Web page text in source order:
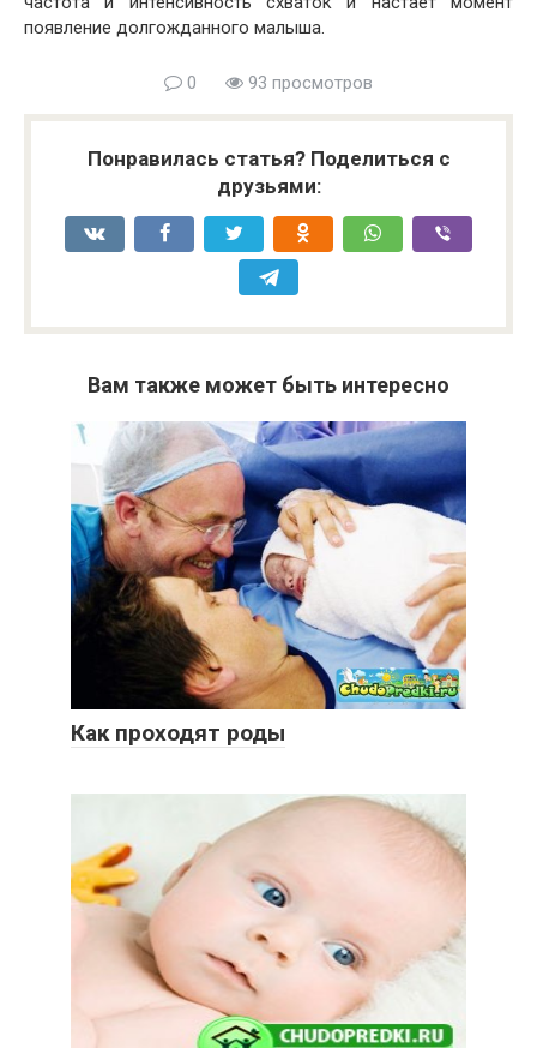
появление долгожданного малыша.
0 93 просмотров
Понравилась статья? Поделиться с
друзьями:
Вам также может быть интересно
Как проходят роды